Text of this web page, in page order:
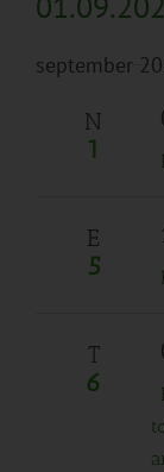
kuupäev.
september
N
1
E
5
T
6